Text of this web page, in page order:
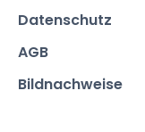
Datenschutz
AGB
Bildnachweise